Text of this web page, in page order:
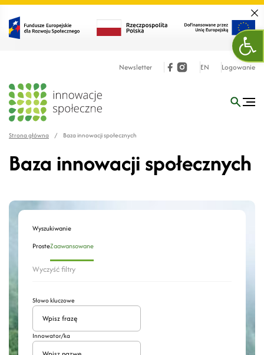
Newsletter EN Logowanie
Strona główna / Baza innowacji społecznych
Baza innowacji społecznych
Wyszukiwanie
ProsteZaawansowane
Wyczyść filtry
Słowo kluczowe
Innowator/ka